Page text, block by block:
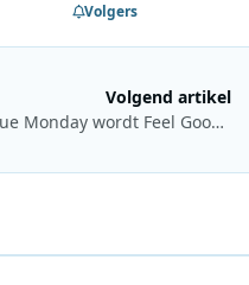
Volgers
Volgend artikel
Blue Monday wordt Feel Good Monday bij Sky Radio